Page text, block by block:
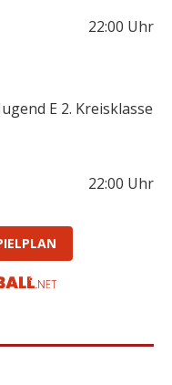
22:00 Uhr
E 2. Kreisklasse
22:00 Uhr